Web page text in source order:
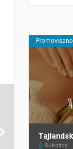
Promovisano
Subotica